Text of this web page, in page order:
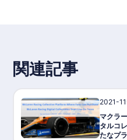
関連記事
2021-
マクラ
タルコ
たなプ